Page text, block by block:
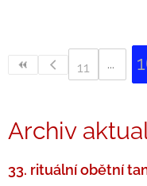
11
Archiv
33. rituální obětní